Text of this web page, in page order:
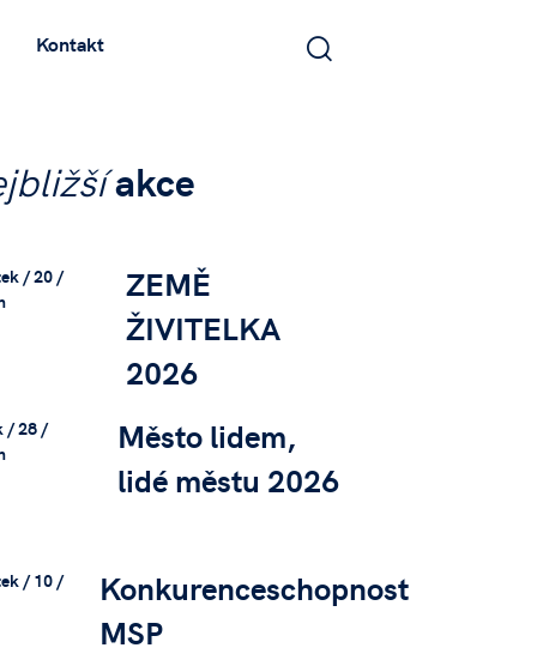
Kontakt
akce
/ 20 /
ZEMĚ
ŽIVITELKA
2026
/ 28 /
Město lidem,
lidé městu 2026
/ 10 /
Konkurenceschopnost
MSP